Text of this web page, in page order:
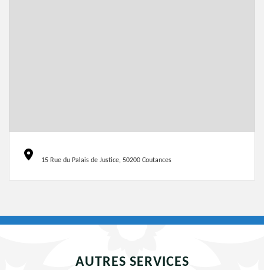
15 Rue du Palais de Justice, 50200 Coutances
AUTRES SERVICES